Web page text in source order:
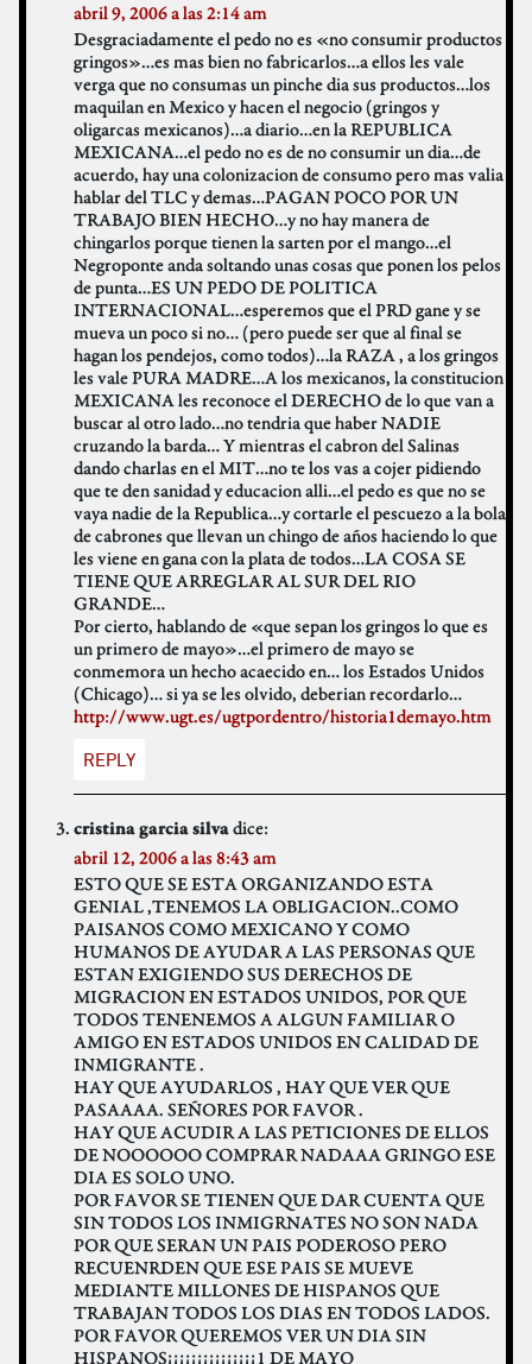
abril 9, 2006 a las 2:14 am
Desgraciadamente el pedo no es «no consumir productos
gringos»…es mas bien no fabricarlos…a ellos les vale
verga que no consumas un pinche dia sus productos…los
maquilan en Mexico y hacen el negocio (gringos y
oligarcas mexicanos)…a diario…en la REPUBLICA
MEXICANA…el pedo no es de no consumir un dia…de
acuerdo, hay una colonizacion de consumo pero mas valia
hablar del TLC y demas…PAGAN POCO POR UN
TRABAJO BIEN HECHO…y no hay manera de
chingarlos porque tienen la sarten por el mango…el
Negroponte anda soltando unas cosas que ponen los pelos
de punta…ES UN PEDO DE POLITICA
INTERNACIONAL…esperemos que el PRD gane y se
mueva un poco si no… (pero puede ser que al final se
hagan los pendejos, como todos)…la RAZA , a los gringos
les vale PURA MADRE…A los mexicanos, la constitucion
MEXICANA les reconoce el DERECHO de lo que van a
buscar al otro lado…no tendria que haber NADIE
cruzando la barda… Y mientras el cabron del Salinas
dando charlas en el MIT…no te los vas a cojer pidiendo
que te den sanidad y educacion alli…el pedo es que no se
vaya nadie de la Republica…y cortarle el pescuezo a la bola
de cabrones que llevan un chingo de años haciendo lo que
les viene en gana con la plata de todos…LA COSA SE
TIENE QUE ARREGLAR AL SUR DEL RIO
GRANDE…
Por cierto, hablando de «que sepan los gringos lo que es
un primero de mayo»…el primero de mayo se
conmemora un hecho acaecido en… los Estados Unidos
(Chicago)… si ya se les olvido, deberian recordarlo…
http://www.ugt.es/ugtpordentro/historia1demayo.htm
REPLY
cristina garcia silvadice:
abril 12, 2006 a las 8:43 am
ESTO QUE SE ESTA ORGANIZANDO ESTA
GENIAL ,TENEMOS LA OBLIGACION..COMO
PAISANOS COMO MEXICANO Y COMO
HUMANOS DE AYUDAR A LAS PERSONAS QUE
ESTAN EXIGIENDO SUS DERECHOS DE
MIGRACION EN ESTADOS UNIDOS, POR QUE
TODOS TENENEMOS A ALGUN FAMILIAR O
AMIGO EN ESTADOS UNIDOS EN CALIDAD DE
INMIGRANTE .
HAY QUE AYUDARLOS , HAY QUE VER QUE
PASAAAA. SEÑORES POR FAVOR .
HAY QUE ACUDIR A LAS PETICIONES DE ELLOS
DE NOOOOOO COMPRAR NADAAA GRINGO ESE
DIA ES SOLO UNO.
POR FAVOR SE TIENEN QUE DAR CUENTA QUE
SIN TODOS LOS INMIGRNATES NO SON NADA
POR QUE SERAN UN PAIS PODEROSO PERO
RECUENRDEN QUE ESE PAIS SE MUEVE
MEDIANTE MILLONES DE HISPANOS QUE
TRABAJAN TODOS LOS DIAS EN TODOS LADOS.
POR FAVOR QUEREMOS VER UN DIA SIN
HISPANOS¡¡¡¡¡¡¡¡¡¡¡¡¡¡¡1 DE MAYO